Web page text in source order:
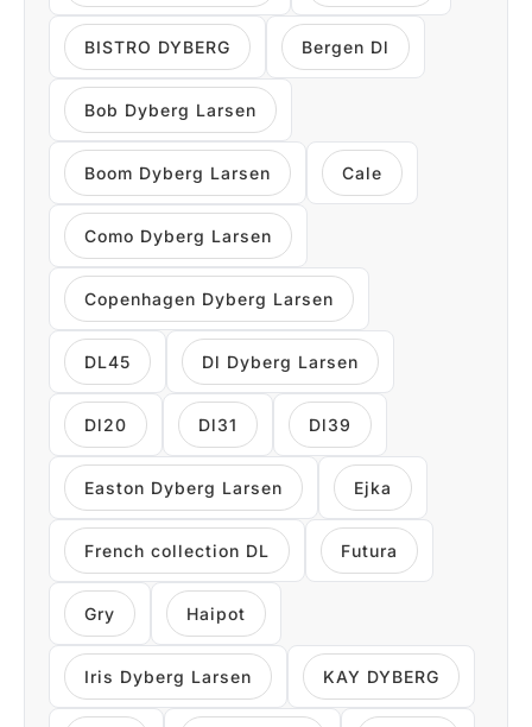
BISTRO DYBERG Bergen Dl
Bob Dyberg Larsen
Boom Dyberg Larsen Cale
Como Dyberg Larsen
Copenhagen Dyberg Larsen
DL45 Dl Dyberg Larsen
Dl20 Dl31 Dl39
Easton Dyberg Larsen Ejka
French collection DL Futura
Gry Haipot
Iris Dyberg Larsen KAY DYBERG